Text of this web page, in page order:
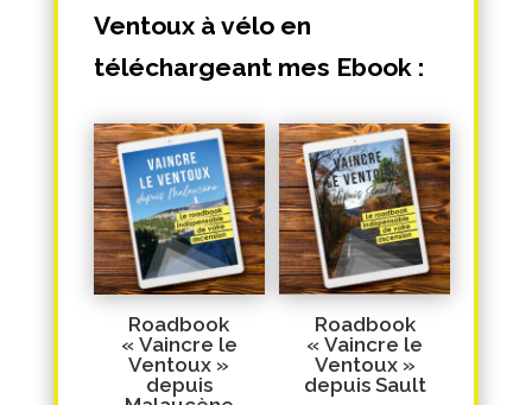
Ventoux à vélo en
téléchargeant mes Ebook :
Roadbook
« Vaincre le
Ventoux »
depuis
Roadbook
« Vaincre le
Ventoux »
depuis Sault